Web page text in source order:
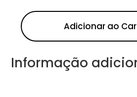
Adicionar ao
Informação